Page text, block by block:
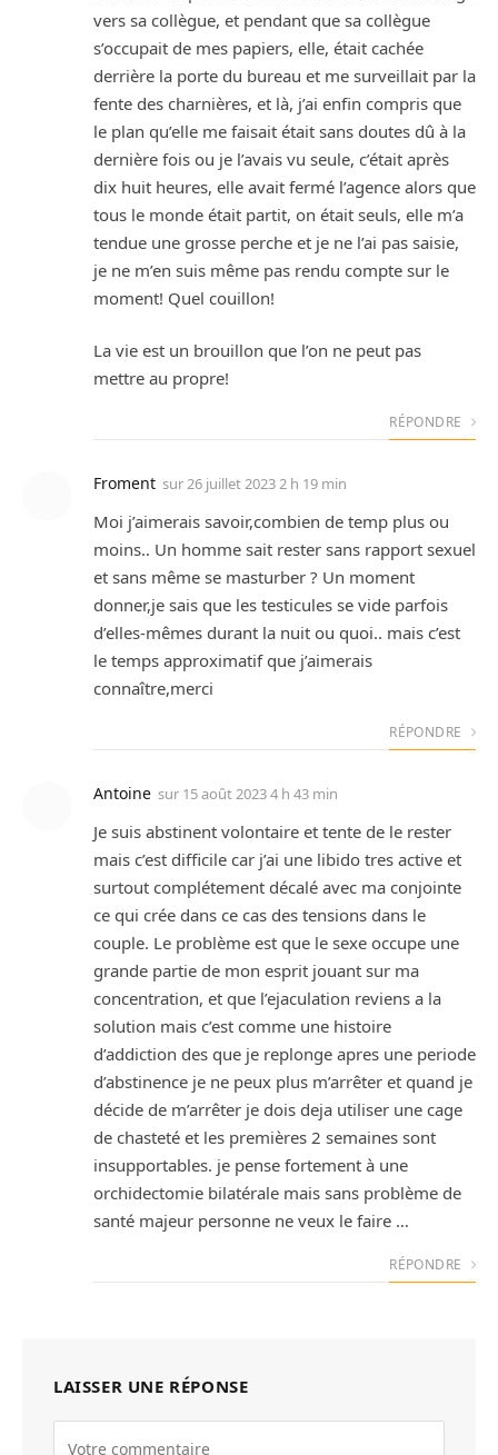
vers sa collègue, et pendant que sa collègue
s’occupait de mes papiers, elle, était cachée
derrière la porte du bureau et me surveillait par la
fente des charnières, et là, j’ai enfin compris que
le plan qu’elle me faisait était sans doutes dû à la
dernière fois ou je l’avais vu seule, c’était après
dix huit heures, elle avait fermé l’agence alors que
tous le monde était partit, on était seuls, elle m’a
tendue une grosse perche et je ne l’ai pas saisie,
je ne m’en suis même pas rendu compte sur le
moment! Quel couillon!
La vie est un brouillon que l’on ne peut pas
mettre au propre!
RÉPONDRE
Froment sur26 juillet 2023 2 h 19 min
Moi j’aimerais savoir,combien de temp plus ou
moins.. Un homme sait rester sans rapport sexuel
et sans même se masturber ? Un moment
donner,je sais que les testicules se vide parfois
d’elles-mêmes durant la nuit ou quoi.. mais c’est
le temps approximatif que j’aimerais
connaître,merci
RÉPONDRE
Antoine sur 15 août 2023 4 h 43 min
Je suis abstinent volontaire et tente de le rester
mais c’est difficile car j’ai une libido tres active et
surtout complétement décalé avec ma conjointe
ce qui crée dans ce cas des tensions dans le
couple. Le problème est que le sexe occupe une
grande partie de mon esprit jouant sur ma
concentration, et que l’ejaculation reviens a la
solution mais c’est comme une histoire
d’addiction des que je replonge apres une periode
d’abstinence je ne peux plus m’arrêter et quand je
décide de m’arrêter je dois deja utiliser une cage
de chasteté et les premières 2 semaines sont
insupportables. je pense fortement à une
orchidectomie bilatérale mais sans problème de
santé majeur personne ne veux le faire …
RÉPONDRE
LAISSER UNE RÉPONSE